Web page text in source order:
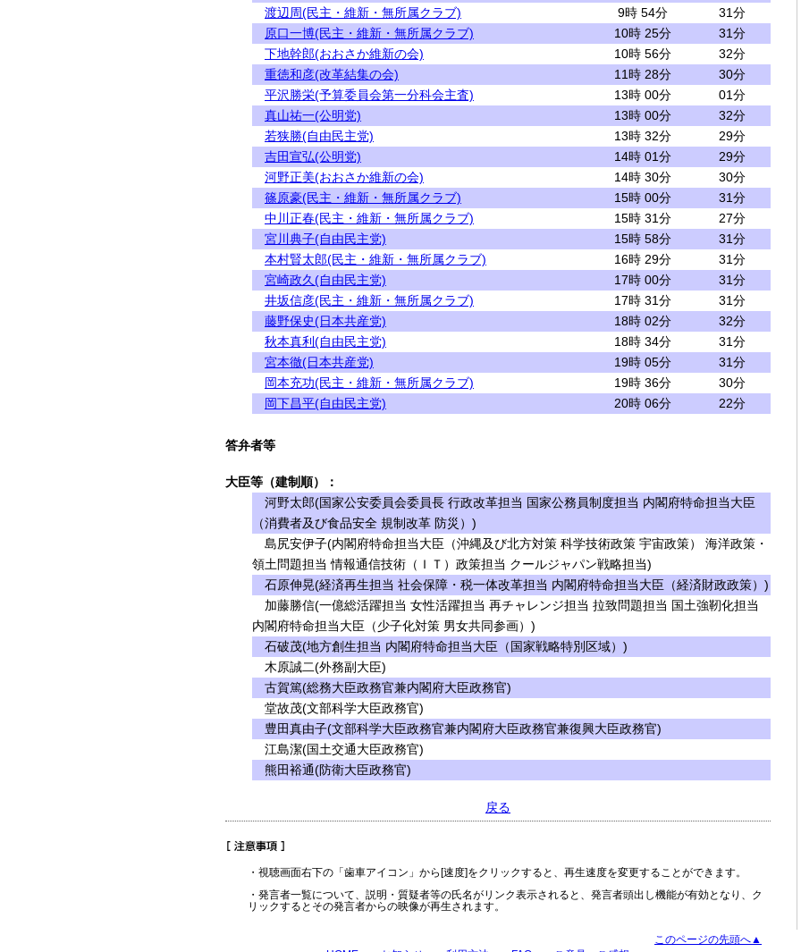
渡辺周(民主・維新・無所属クラブ)
9時 54分
31分
原口一博(民主・維新・無所属クラブ)
10時 25分
31分
下地幹郎(おおさか維新の会)
10時 56分
32分
重徳和彦(改革結集の会)
11時 28分
30分
平沢勝栄(予算委員会第一分科会主査)
13時 00分
01分
真山祐一(公明党)
13時 00分
32分
若狭勝(自由民主党)
13時 32分
29分
吉田宣弘(公明党)
14時 01分
29分
河野正美(おおさか維新の会)
14時 30分
30分
篠原豪(民主・維新・無所属クラブ)
15時 00分
31分
中川正春(民主・維新・無所属クラブ)
15時 31分
27分
宮川典子(自由民主党)
15時 58分
31分
本村賢太郎(民主・維新・無所属クラブ)
16時 29分
31分
宮崎政久(自由民主党)
17時 00分
31分
井坂信彦(民主・維新・無所属クラブ)
17時 31分
31分
藤野保史(日本共産党)
18時 02分
32分
秋本真利(自由民主党)
18時 34分
31分
宮本徹(日本共産党)
19時 05分
31分
岡本充功(民主・維新・無所属クラブ)
19時 36分
30分
岡下昌平(自由民主党)
20時 06分 22分
答弁者等
大臣等（建制順）：
河野太郎(国家公安委員会委員長 行政改革担当 国家公務員制度担当 内閣府特命担当大臣
（消費者及び食品安全 規制改革 防災）)
島尻安伊子(内閣府特命担当大臣（沖縄及び北方対策 科学技術政策 宇宙政策） 海洋政策・
領土問題担当 情報通信技術（ＩＴ）政策担当 クールジャパン戦略担当)
石原伸晃(経済再生担当 社会保障・税一体改革担当 内閣府特命担当大臣（経済財政政策）)
加藤勝信(一億総活躍担当 女性活躍担当 再チャレンジ担当 拉致問題担当 国土強靭化担当
内閣府特命担当大臣（少子化対策 男女共同参画）)
石破茂(地方創生担当 内閣府特命担当大臣（国家戦略特別区域）)
木原誠二(外務副大臣)
古賀篤(総務大臣政務官兼内閣府大臣政務官)
堂故茂(文部科学大臣政務官)
豊田真由子(文部科学大臣政務官兼内閣府大臣政務官兼復興大臣政務官)
江島潔(国土交通大臣政務官)
熊田裕通(防衛大臣政務官)
戻る
・視聴画面右下の「歯車アイコン」から[速度]をクリックすると、再生速度を変更することができます。
・発言者一覧について、説明・質疑者等の氏名がリンク表示されると、発言者頭出し機能が有効となり、ク
リックするとその発言者からの映像が再生されます。
このページの先頭へ▲